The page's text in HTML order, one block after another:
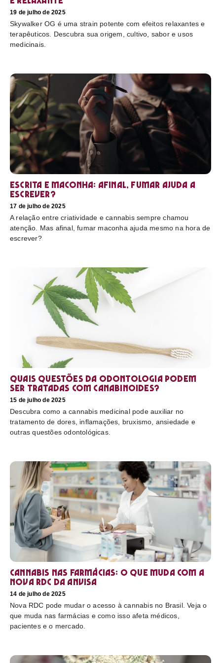
19 de julho de 2025
Skywalker OG é uma strain potente com efeitos relaxantes e
terapêuticos. Descubra sua origem, cultivo, sabor e usos
medicinais.
Escrita e maconha: afinal, fumar ajuda a
escrever?
17 de julho de 2025
A relação entre criatividade e cannabis sempre chamou
atenção. Mas afinal, fumar maconha ajuda mesmo na hora de
escrever?
Quais questões da odontologia podem
ser tratadas com canabinoides?
15 de julho de 2025
Descubra como a cannabis medicinal pode auxiliar no
tratamento de dores, inflamações, bruxismo, ansiedade e
outras questões odontológicas.
Cannabis nas farmácias: o que muda com a
nova RDC da Anvisa
14 de julho de 2025
Nova RDC pode mudar o acesso à cannabis no Brasil. Veja o
que muda nas farmácias e como isso afeta médicos,
pacientes e o mercado.